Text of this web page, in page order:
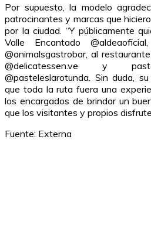
Por supuesto, la modelo
patrocinantes y marcas que
por la ciudad. “Y públicamente
Valle Encantado
@animalsgastrobar, al
@delicatessen.ve y
@pasteleslarotunda. Sin duda,
que toda la ruta fuera una
los encargados de brindar un
que los visitantes y propios
Fuente: Externa